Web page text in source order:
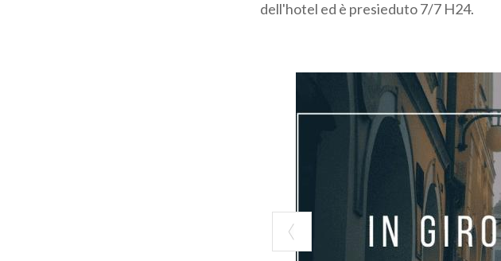
dell'hotel ed è presieduto 7/7 H24.